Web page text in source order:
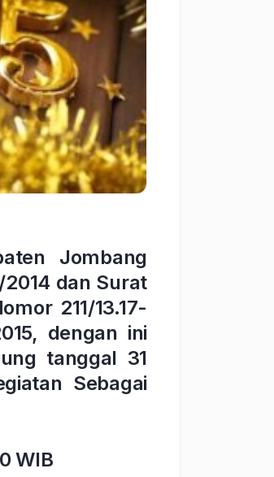
Jombang
dan Surat
211/13.17-
dengan ini
tanggal 31
Sebagai
WIB